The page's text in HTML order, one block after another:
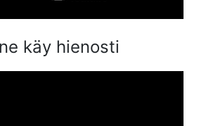
käy hienosti